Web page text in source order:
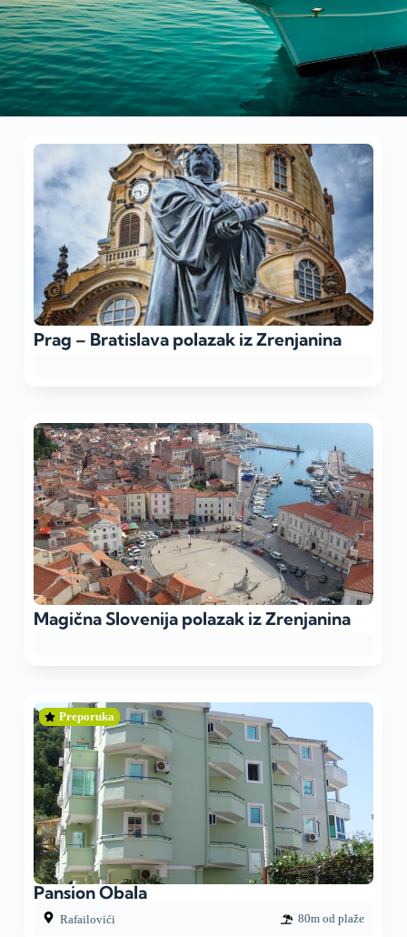
Prag – Bratislava polazak iz Zrenjanina
Magična Slovenija polazak iz Zrenjanina
Preporuka
Pansion Obala
Rafailovići 80m od plaže